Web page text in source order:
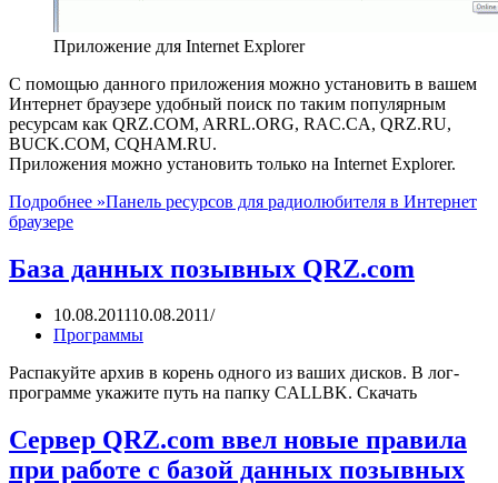
Приложение для Internet Explorer
С помощью данного приложения можно установить в вашем
Интернет браузере удобный поиск по таким популярным
ресурсам как QRZ.COM, ARRL.ORG, RAC.CA, QRZ.RU,
BUCK.COM, CQHAM.RU.
Приложения можно установить только на Internet Explorer.
Подробнее »Панель ресурсов для радиолюбителя в Интернет
браузере
База данных позывных QRZ.com
10.08.201110.08.2011
Программы
Распакуйте архив в корень одного из ваших дисков. В лог-
программе укажите путь на папку CALLBK. Скачать
Сервер QRZ.com ввел новые правила
при работе с базой данных позывных